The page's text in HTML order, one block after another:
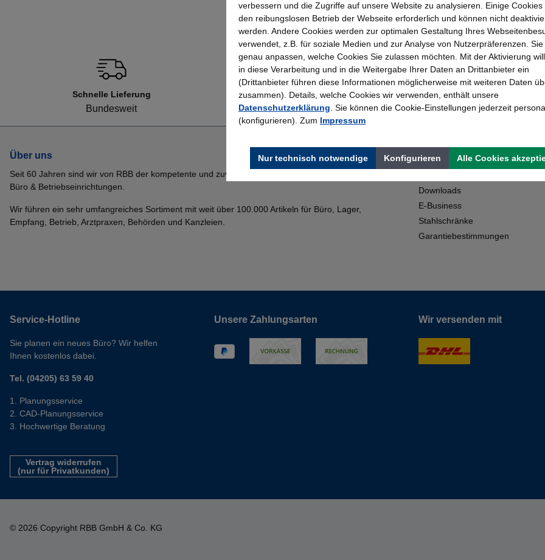
Schnelle Lieferung
Bundesweit
Topmarken
Faire Preise
Erfahrung
Bewährt seit
Über uns
Seit 60 Jahren sind wir von RBB der kompetente und zuverlässige Partner für den Kauf von
Büro & Betriebseinrichtungen.
Wir führen ein sehr umfangreiches Sortiment mit weit über 100.000 Artikeln für Büro, Lager,
Empfang, Betrieb, Arztpraxen, Behörden und Kanzleien.
Shop Service
Downloads
E-Business
Stahlschränke
Garantiebestimmungen
Service-Hotline
Sie planen ein neues Büro? Wir helfen
Ihnen kostenlos dabei.
Tel. (04205) 63 59 40
Planungsservice
CAD-Planungsservice
Hochwertige Beratung
Vertrag widerrufen
(nur für Privatkunden)
Unsere Zahlungsarten Wir versenden mit
© 2026 Copyright RBB GmbH & Co. KG
verbessern und die Zugriffe auf unsere Website zu analysieren. Einige Cookies
den reibungslosen Betrieb der Webseite erforderlich und können nicht
werden. Andere Cookies werden zur optimalen Gestaltung Ihres
verwendet, z.B. für soziale Medien und zur Analyse von Nutzerpräferenzen. Sie
genau anpassen, welche Cookies Sie zulassen möchten. Mit der Aktivierung
in diese Verarbeitung und in die Weitergabe Ihrer Daten an Drittanbieter ein
(Drittanbieter führen diese Informationen möglicherweise mit weiteren Daten
zusammen). Details, welche Cookies wir verwenden, enthält unsere
Datenschutzerklärung . Sie können die Cookie-Einstellungen jederzeit
(konfigurieren). Zum Impressum
Nur technisch notwendige Konfigurieren Alle Cookies